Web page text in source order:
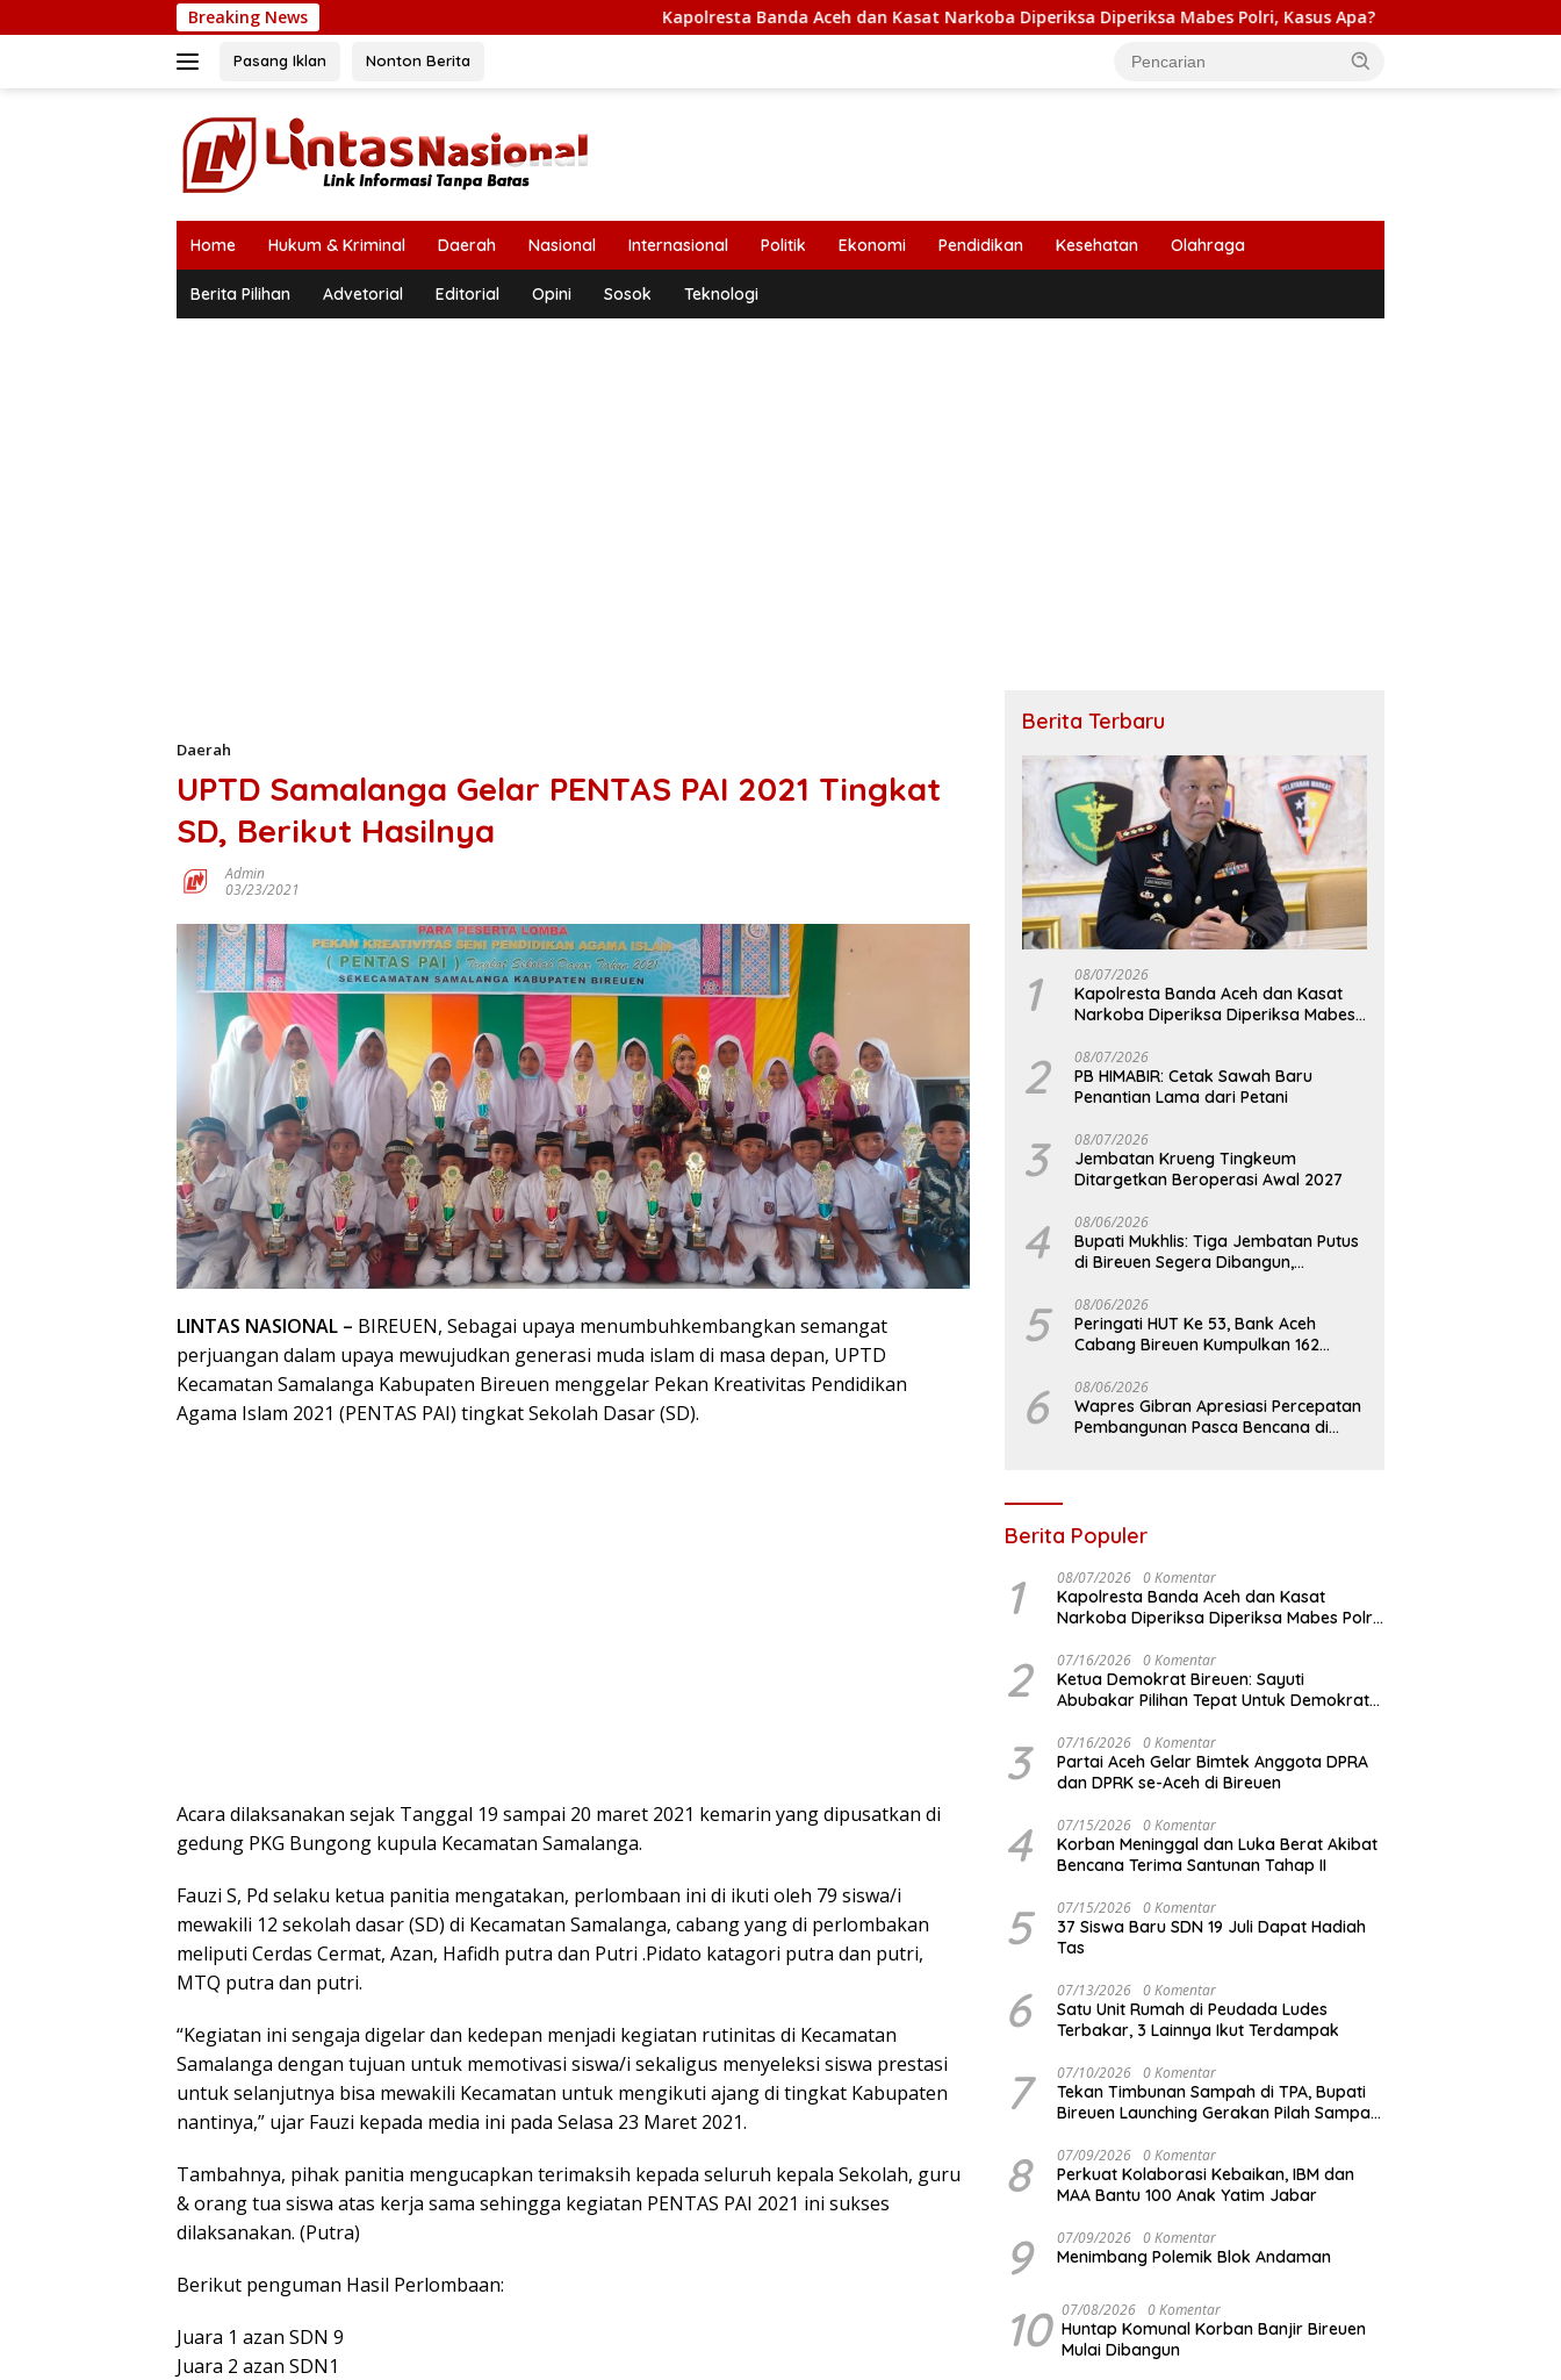
ke
Breaking News Kapolresta Banda Aceh dan Kasat Narkoba Diperiksa Diperiksa Mabes Polri, Kasus Apa? PB HIMABIR: Cetak Sawah
Pasang Iklan Nonton Berita
Home Hukum & Kriminal Daerah Nasional Internasional Politik Ekonomi Pendidikan Kesehatan Olahraga
Berita Pilihan Advetorial Editorial Opini Sosok Teknologi
Daerah
UPTD Samalanga Gelar PENTAS PAI 2021 Tingkat
SD, Berikut Hasilnya
Admin
03/23/2021
LINTAS NASIONAL – BIREUEN, Sebagai upaya menumbuhkembangkan semangat
perjuangan dalam upaya mewujudkan generasi muda islam di masa depan, UPTD
Kecamatan Samalanga Kabupaten Bireuen menggelar Pekan Kreativitas Pendidikan
Agama Islam 2021 (PENTAS PAI) tingkat Sekolah Dasar (SD).
Acara dilaksanakan sejak Tanggal 19 sampai 20 maret 2021 kemarin yang dipusatkan di
gedung PKG Bungong kupula Kecamatan Samalanga.
Fauzi S, Pd selaku ketua panitia mengatakan, perlombaan ini di ikuti oleh 79 siswa/i
mewakili 12 sekolah dasar (SD) di Kecamatan Samalanga, cabang yang di perlombakan
meliputi Cerdas Cermat, Azan, Hafidh putra dan Putri .Pidato katagori putra dan putri,
MTQ putra dan putri.
“Kegiatan ini sengaja digelar dan kedepan menjadi kegiatan rutinitas di Kecamatan
Samalanga dengan tujuan untuk memotivasi siswa/i sekaligus menyeleksi siswa prestasi
untuk selanjutnya bisa mewakili Kecamatan untuk mengikuti ajang di tingkat Kabupaten
nantinya,” ujar Fauzi kepada media ini pada Selasa 23 Maret 2021.
Tambahnya, pihak panitia mengucapkan terimaksih kepada seluruh kepala Sekolah, guru
& orang tua siswa atas kerja sama sehingga kegiatan PENTAS PAI 2021 ini sukses
dilaksanakan. (Putra)
Berikut penguman Hasil Perlombaan:
Juara 1 azan SDN 9
Juara 2 azan SDN1
Berita Terbaru
1 08/07/2026
Kapolresta Banda Aceh dan Kasat
Narkoba Diperiksa Diperiksa Mabes
2 08/07/2026
PB HIMABIR: Cetak Sawah Baru
Penantian Lama dari Petani
3 08/07/2026
Jembatan Krueng Tingkeum
Ditargetkan Beroperasi Awal 2027
4 08/06/2026
Bupati Mukhlis: Tiga Jembatan Putus
di Bireuen Segera Dibangun,
5 08/06/2026
Peringati HUT Ke 53, Bank Aceh
Cabang Bireuen Kumpulkan 162
6 08/06/2026
Wapres Gibran Apresiasi Percepatan
Pembangunan Pasca Bencana di
Berita Populer
1 08/07/2026 0 Komentar
Kapolresta Banda Aceh dan Kasat
Narkoba Diperiksa Diperiksa Mabes Polri,
2 07/16/2026 0 Komentar
Ketua Demokrat Bireuen: Sayuti
Abubakar Pilihan Tepat Untuk Demokrat
3 07/16/2026 0 Komentar
Partai Aceh Gelar Bimtek Anggota DPRA
dan DPRK se-Aceh di Bireuen
4 07/15/2026 0 Komentar
Korban Meninggal dan Luka Berat Akibat
Bencana Terima Santunan Tahap II
5 07/15/2026 0 Komentar
37 Siswa Baru SDN 19 Juli Dapat Hadiah
Tas
6 07/13/2026 0 Komentar
Satu Unit Rumah di Peudada Ludes
Terbakar, 3 Lainnya Ikut Terdampak
7 07/10/2026 0 Komentar
Tekan Timbunan Sampah di TPA, Bupati
Bireuen Launching Gerakan Pilah Sampah
8 07/09/2026 0 Komentar
Perkuat Kolaborasi Kebaikan, IBM dan
MAA Bantu 100 Anak Yatim Jabar
9 07/09/2026 0 Komentar
Menimbang Polemik Blok Andaman
10 07/08/2026 0 Komentar
Huntap Komunal Korban Banjir Bireuen
Mulai Dibangun